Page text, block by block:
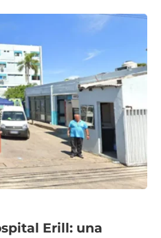
Erill: una